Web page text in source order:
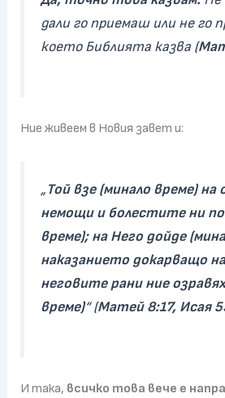
дали го приемаш или не го
което Библията казва (
Ние живеем в Новия завет и:
„Той взе (минало време)
немощи и болестите ни
време); на Него дойде
наказанието докарващо
неговите рани ние
време)“ (Матей 8:17, Исая
И така, всичко това вече е